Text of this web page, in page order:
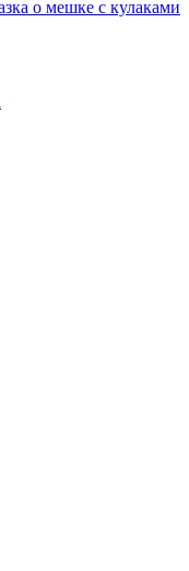
о мешке с кулаками